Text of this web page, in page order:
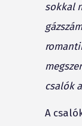
sokkal
csalók
A